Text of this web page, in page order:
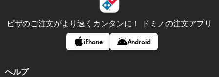
ピザのご注文がより速くカンタンに！ ドミノの注文アプリ
iPhone Android
ヘルプ